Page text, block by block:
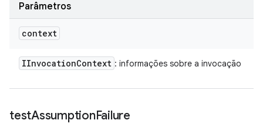
Parâmetros
context
IInvocationContext : informações sobre a invocação
testAssumptionFailure